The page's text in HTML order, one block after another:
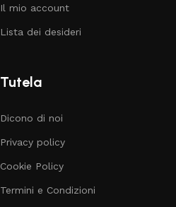
Il mio account
Lista dei desideri
Tutela
Dicono di noi
Privacy policy
Cookie Policy
Termini e Condizioni